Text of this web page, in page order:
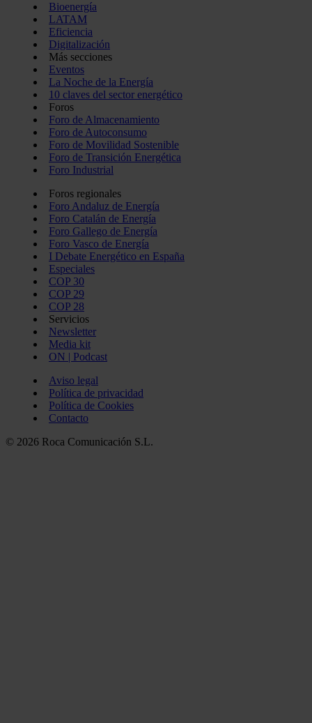
Bioenergía
LATAM
Eficiencia
Digitalización
Más secciones
Eventos
La Noche de la Energía
10 claves del sector energético
Foros
Foro de Almacenamiento
Foro de Autoconsumo
Foro de Movilidad Sostenible
Foro de Transición Energética
Foro Industrial
Foros regionales
Foro Andaluz de Energía
Foro Catalán de Energía
Foro Gallego de Energía
Foro Vasco de Energía
I Debate Energético en España
Especiales
COP 30
COP 29
COP 28
Servicios
Newsletter
Media kit
ON | Podcast
Aviso legal
Política de privacidad
Política de Cookies
Contacto
© 2026 Roca Comunicación S.L.